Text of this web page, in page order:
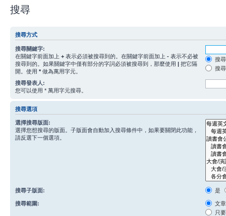
搜尋
搜尋方式
搜尋關鍵字:
在關鍵字前面加上 + 表示必須被搜尋到的。在關鍵字前面加上 - 表示不必被
搜尋到的。如果關鍵字中僅有部分的字詞必須被搜尋到，那麼使用 | 把它隔
開。使用 * 做為萬用字元。
搜
搜
搜尋發表人:
您可以使用 * 萬用字元搜尋。
搜尋選項
選擇搜尋版面:
選擇您想搜尋的版面。子版面會自動加入搜尋條件中，如果要關閉此功能，
請反選下一個選項。
搜尋子版面: 是
搜尋範圍:
文
只